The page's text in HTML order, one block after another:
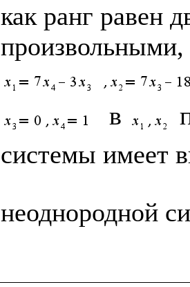
как ранг равен
произвольными,
в
системы имеет
неоднородной